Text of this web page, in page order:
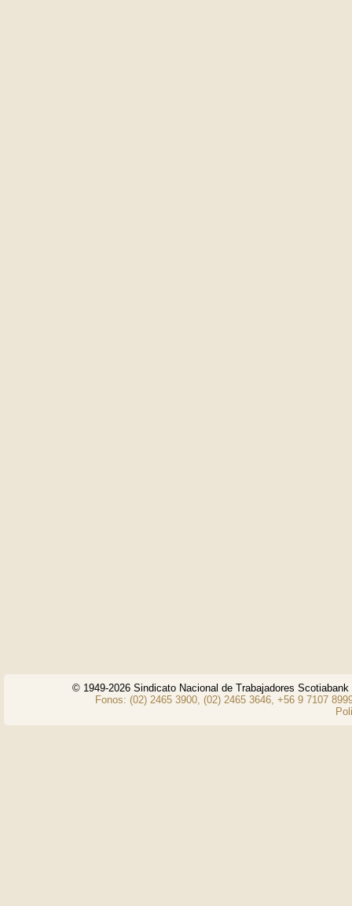
© 1949-2026 Sindicato Nacional de Trabajadores
Fonos: (02) 2465 3900, (02) 2465 3646, +56 9 7107